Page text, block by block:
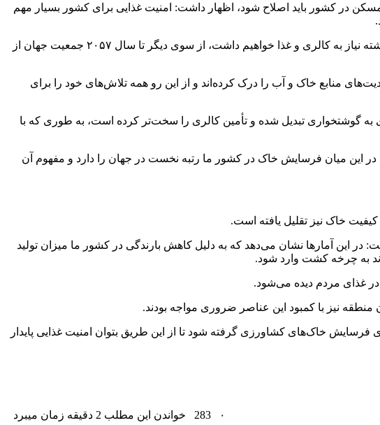
در کشور باید اصلاح شود، اظهار داشت: امنیت غذایی برای کشور بسیار مهم
رئیس انجمن علوم خاک ایران در اهمیت حفاظت از خاک گفت: با توجه به آمارهای فائو در ۵۰ سال آینده بیش از ۵۰۰ سال گذشته نیاز به کالری و غذا خواهیم داشت، از سوی دیگر تا سال ۲۰۵۷ جمعیت جهان از
منابع خاک و آب را درک کرده‌اند و از این رو همه تلاش‌های خود را برای
گوشتخواری تبدیل شده و تأمین کالری را سخت‌تر کرده است، به طوری که با
به دست می‌آید، گفت: در این میان فرسایش خاک در کشور ما رتبه نخست در جهان را دارد و مفهوم آن
خاک نیز تقلیل یافته است.
در این آمارها نشان می‌دهد که به دلیل کاهش بارندگی در کشور ما میزان تولید
به چرخه کشت وارد شود.
نیز با کمبود این عناصر ضروری مواجه بودند.
خاک‌های کشاورزی گرفته شود تا از این طریق بتوان امنیت غذایی پایدار
۰ خواندن این مطلب 2 دقیقه زمان میبرد